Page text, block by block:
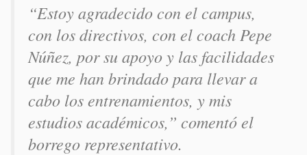
“Estoy agradecido con el campus,
con los directivos, con el coach Pepe
Núñez, por su apoyo y las facilidades
que me han brindado para llevar a
cabo los entrenamientos, y mis
estudios académicos,” comentó el
borrego representativo.